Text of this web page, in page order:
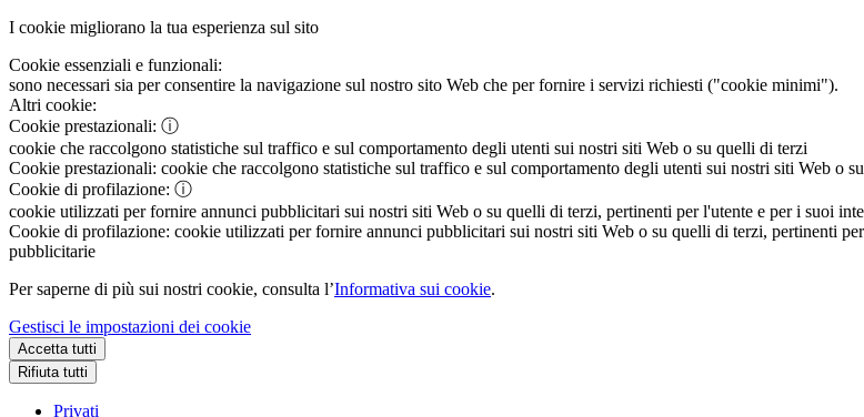
I cookie migliorano la tua esperienza sul sito
Cookie essenziali e funzionali:
sono necessari sia per consentire la navigazione sul nostro sito Web che per fornire i servizi richiesti ("cookie minimi").
Altri cookie:
Cookie prestazionali: ⓘ
cookie che raccolgono statistiche sul traffico e sul comportamento degli utenti sui nostri siti Web o su quelli di terzi
Cookie prestazionali: cookie che raccolgono statistiche sul traffico e sul comportamento degli utenti sui nostri siti Web o
Cookie di profilazione: ⓘ
cookie utilizzati per fornire annunci pubblicitari sui nostri siti Web o su quelli di terzi, pertinenti per l'utente e per i suoi
Cookie di profilazione: cookie utilizzati per fornire annunci pubblicitari sui nostri siti Web o su quelli di terzi, pertinenti
pubblicitarie
Per saperne di più sui nostri cookie, consulta l’Informativa sui cookie.
Gestisci le impostazioni dei cookie
Accetta tutti
Rifiuta tutti
Privati